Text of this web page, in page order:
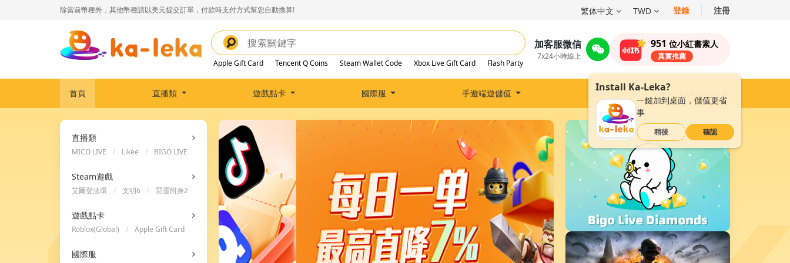
除當前幣種外，其他幣種請以美元提交訂單，付款時支付方式幫您自動換算! 繁体中文 TWD 登錄 注冊
Apple Gift Card Tencent Q Coins Steam Wallet Code Xbox Live Gift Card Flash Party
加客服微信
7x24小時線上
Install Ka-Leka?
一鍵加到桌面，儲值更省
事
稍後 確認
951 位小紅書素人
真實推薦
首頁 直播類 遊戲點卡 國際服 手遊端遊儲值 更多 KA-LEKA 聯盟計劃
直播類
MICO LIVE / Likee / BIGO LIVE
Steam遊戲
艾爾登法環 / 文明6 / 惡靈附身2
遊戲點卡
Roblox(Global) /
Apple Gift Card
國際服